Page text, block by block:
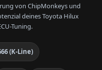
von ChipMonkeys und
deines Toyota Hilux
Tuning.
(K-Line)